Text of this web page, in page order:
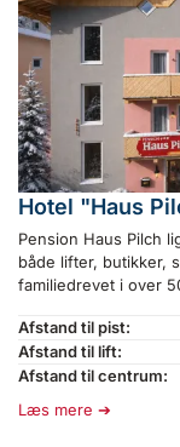
Hotel "Haus
Pension Haus Pilch
både lifter, butikker,
familiedrevet i over
Afstand til pist:
Afstand til lift:
Afstand til centrum:
Læs mere